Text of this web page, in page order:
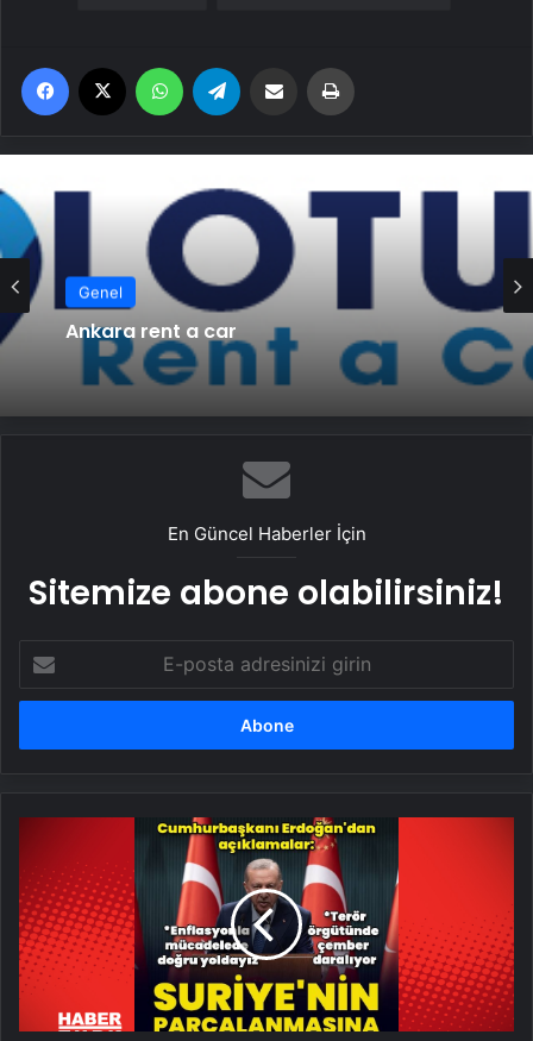
Facebook WhatsApp Email'den paylaş
Genel
Ankara rent a car
En Güncel Haberler İçin
Sitemize abone olabilirsiniz!
posta
adresinizi
Tayyip
Erdoğan'dan
kabine
toplantısı
sonrası
açıklamalar